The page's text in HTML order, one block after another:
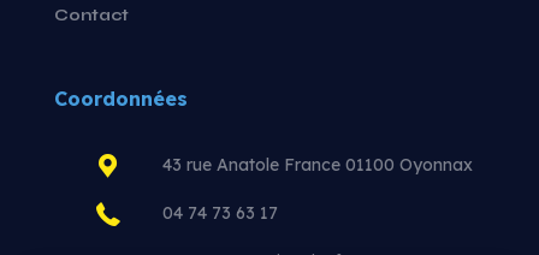
Contact
Coordonnées
43 rue Anatole France 01100 Oyonnax
04 74 73 63 17